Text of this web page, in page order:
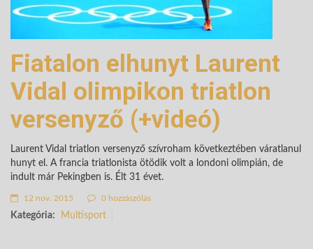
Fiatalon elhunyt Laurent
Vidal olimpikon triatlon
versenyző (+videó)
Laurent Vidal triatlon versenyző szívroham következtében váratlanul
hunyt el. A francia triatlonista ötödik volt a londoni olimpián, de
indult már Pekingben is. Élt 31 évet.
12 nov. 2015 0 hozzászólás
Kategória: Multisport